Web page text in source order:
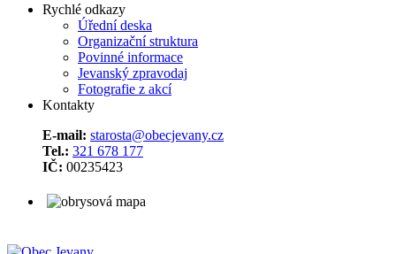
Rychlé odkazy
Úřední deska
Organizační struktura
Povinné informace
Jevanský zpravodaj
Fotografie z akcí
Kontakty
E-mail: starosta@obecjevany.cz
Tel.: 321 678 177
IČ: 00235423